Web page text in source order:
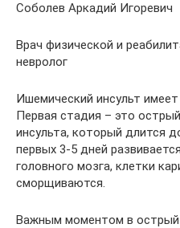
Соболев Аркадий Игоревич
Врач физической и
невролог
Ишемический инсульт
Первая стадия – это
инсульта, который длится
первых 3-5 дней
головного мозга, клетки
сморщиваются.
Важным моментом в острый